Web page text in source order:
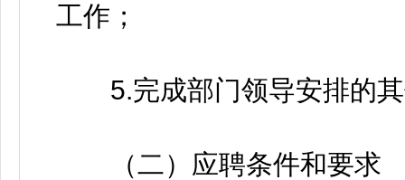
工作；
5.完成部门领导安排的其
（二）应聘条件和要求